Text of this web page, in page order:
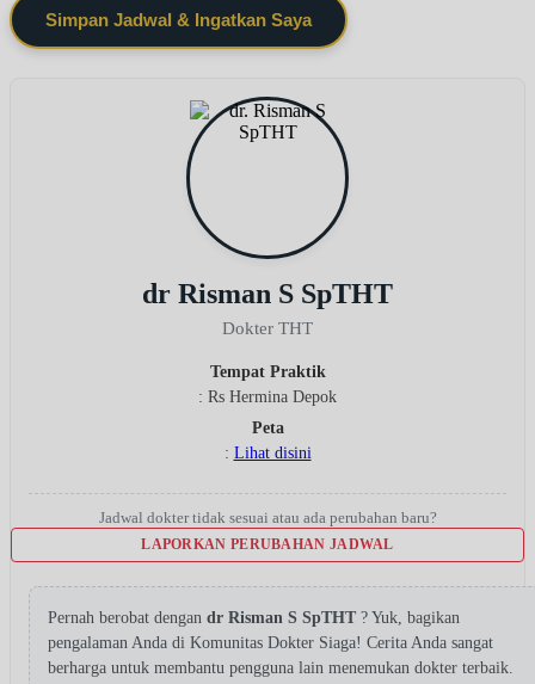
Simpan Jadwal & Ingatkan Saya
dr Risman S SpTHT
Dokter THT
Tempat Praktik
: Rs Hermina Depok
Peta
: Lihat disini
Jadwal dokter tidak sesuai atau ada perubahan baru?
LAPORKAN PERUBAHAN JADWAL
Pernah berobat dengan dr Risman S SpTHT ? Yuk, bagikan
pengalaman Anda di Komunitas Dokter Siaga! Cerita Anda sangat
berharga untuk membantu pengguna lain menemukan dokter terbaik.